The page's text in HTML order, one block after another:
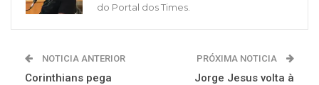
do Portal dos Times.
NOTICIA ANTERIOR
Corinthians pega
PRÓXIMA NOTICIA
Jorge Jesus volta à